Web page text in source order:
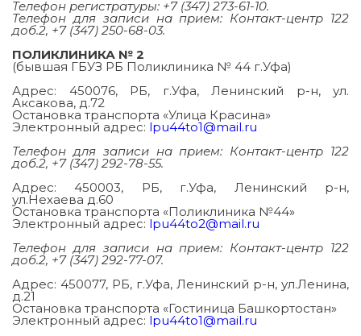
Телефон регистратуры: +7 (347) 273-61-10.
Телефон для записи на прием: Контакт-центр 122
доб.2, +7 (347) 250-68-03.
ПОЛИКЛИНИКА № 2
(бывшая ГБУЗ РБ Поликлиника № 44 г.Уфа)
Адрес: 450076, РБ, г.Уфа, Ленинский р-н, ул.
Аксакова, д.72
Остановка транспорта «Улица Красина»
Электронный адрес: lpu44to1@mail.ru
Телефон для записи на прием: Контакт-центр 122
доб.2, +7 (347) 292-78-55.
Адрес: 450003, РБ, г.Уфа, Ленинский р-н,
ул.Нехаева д.60
Остановка транспорта «Поликлиника №44»
Электронный адрес: lpu44to2@mail.ru
Телефон для записи на прием: Контакт-центр 122
доб.2, +7 (347) 292-77-07.
Адрес: 450077, РБ, г.Уфа, Ленинский р-н, ул.Ленина,
д.21
Остановка транспорта «Гостиница Башкортостан»
Электронный адрес: lpu44to1@mail.ru